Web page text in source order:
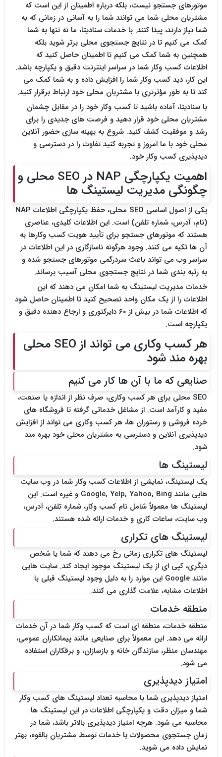
موتورهای جستجو نیست، بلکه درباره اطمینان از این است که
مشتریان محلی شما می توانند شما را به آسانی در زمانی که به
شما نیاز دارند، پیدا کنند. با خدمات سنادیتا، ما نه تنها به شما
کمک می کنیم تا در نتایج جستجوی محلی برتر شوید بلکه
همچنین به شما کمک می کنیم تا اطمینان حاصل کنید که
اطلاعات کسب وکار شما در سراسر اینترنت دقیق و یکپارچه باشد.
این کار، دید کسب وکار شما را افزایش داده و به شما کمک می
کند تا به طور مؤثرتری با مشتریان محلی خود ارتباط برقرار کنید.
با سنادیتا، آماده باشید تا کسب وکار خود را در مقابل چشمان
مشتریان محلی خود قرار دهید و فرصت های جدیدی را برای
رشد و موفقیت کشف کنید. شروع به بهینه سازی حضور آنلاین
محلی خود با ما امروز و تجربه کنید تفاوت را در دسترسی و
دیدپذیری کسب وکار خود.
اهمیت یکپارچگی NAP در SEO محلی و
چگونگی مدیریت لیستینگ ها
یکی از اصول اساسی SEO محلی، حفظ یکپارچگی اطلاعات NAP
(نام، آدرس، شماره تلفن) است. این اطلاعات کلیدی، عناصری
هستند که موتورهای جستجو برای تأیید هویت کسب وکارها به
آن ها تکیه می کنند. وجود هرگونه ناسازگاری در این اطلاعات در
سراسر وب می تواند باعث سردرگمی موتورهای جستجو شده و
به رتبه بندی شما در نتایج جستجوی محلی آسیب برساند.
خدمات مدیریت لیستینگ به شما امکان می دهند که این
اطلاعات را از یک مکان واحد تصحیح کنید تا اطمینان حاصل شود
که اطلاعات شما در بیش از ۶۰ دایرکتوری و ارجاع دهنده دقیق و
یکپارچه است.
هر کسب وکاری می تواند از SEO محلی
بهره مند شود
صنایعی که ما با آن ها کار می کنیم
SEO محلی برای هر کسب وکاری، صرف نظر از اندازه یا صنعت،
مفید و کارآمد است. از مشاغل خدماتی گرفته تا فروشگاه های
خرده فروشی و رستوران ها، هر کسب وکاری می تواند از افزایش
دیدپذیری آنلاین و دسترسی به مشتریان محلی خود بهره مند
شود.
لیستینگ ها
یک لیستینگ، نمایشی از اطلاعات کسب وکار شما در وب سایت
هایی مانند Google, Yelp, Yahoo, Bing و غیره است. این
لیستینگ ها معمولاً شامل نام کسب وکار، شماره تلفن، آدرس،
وب سایت، ساعات کاری و خدمات ارائه شده هستند.
لیستینگ های تکراری
لیستینگ های تکراری زمانی رخ می دهند که شما یا شخص
دیگری، کپی ای از یک لیستینگ موجود ایجاد کند. سایت هایی
مانند Google این موارد را به دلیل وجود لیستینگ قبلی با
اطلاعات مشابه، علامت گذاری می کنند.
منطقه خدمات
منطقه خدمات، منطقه ای است که کسب وکار شما در آن خدمات
ارائه می دهد. این معمولاً برای صنایعی مانند پیمانکاران عمومی،
مهندسان منظر، سازندگان خانه و بازسازان، و برقکاران استفاده
می شود.
امتیاز دیدپذیری
امتیاز دیدپذیری شما با محاسبه تعداد لیستینگ های کسب وکار
شما و میزان دقت و یکپارچگی اطلاعات در این لیستینگ ها
محاسبه می شود. هرچه امتیاز دیدپذیری بالاتر باشد، شما در
زمان جستجوی محصولات یا خدمات توسط مشتریان بالقوه، بهتر
نمایش داده می شوید.